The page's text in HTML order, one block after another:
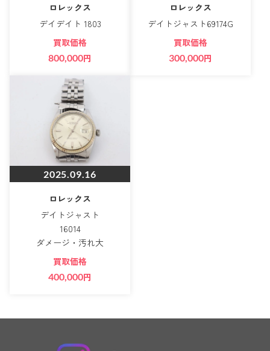
ロレックス
デイデイト 1803
買取価格
800,000円
ロレックス
デイトジャスト69174G
買取価格
300,000円
2025.09.16
ロレックス
デイトジャスト
16014
ダメージ・汚れ大
買取価格
400,000円